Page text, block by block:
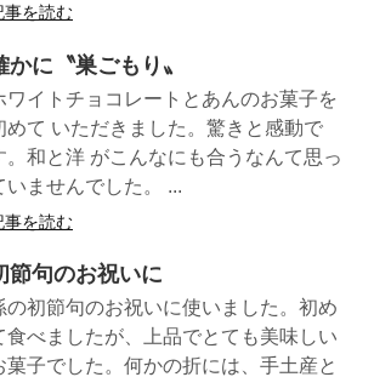
事を読む
かに〝巣ごもり〟
ワイトチョコレートとあんのお菓子を
めて いただきました。驚きと感動で
。和と洋 がこんなにも合うなんて思っ
いませんでした。 ...
事を読む
節句のお祝いに
の初節句のお祝いに使いました。初め
食べましたが、上品でとても美味しい
菓子でした。何かの折には、手土産と